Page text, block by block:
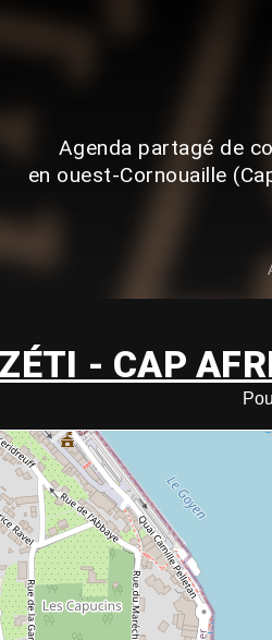
Agenda partagé de
en ouest-Cornouaille
- CAP